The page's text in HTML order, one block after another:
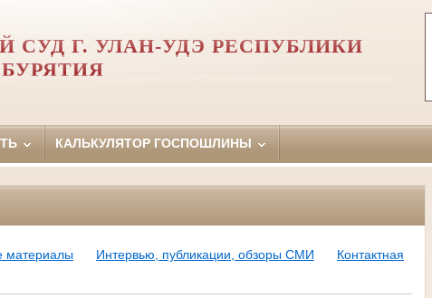
СУД Г. УЛАН-УДЭ РЕСПУБЛИКИ
БУРЯТИЯ
КАЛЬКУЛЯТОР ГОСПОШЛИНЫ
материалы Интервью, публикации, обзоры СМИ
Контактная